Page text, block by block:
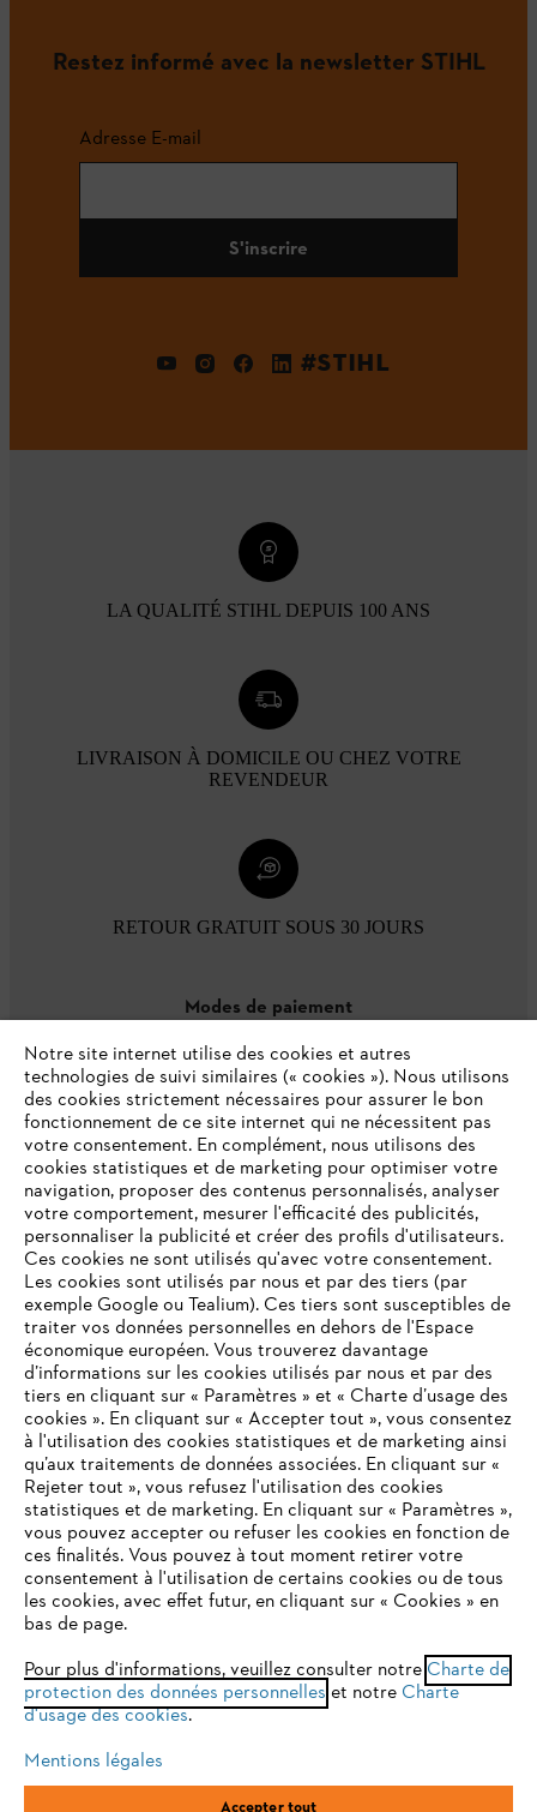
Restez informé avec la newsletter STIHL
Adresse E-mail
S'inscrire
#STIHL
LA QUALITÉ STIHL DEPUIS 100 ANS
LIVRAISON À DOMICILE OU CHEZ VOTRE
REVENDEUR
RETOUR GRATUIT SOUS 30 JOURS
Modes de paiement
L'Entreprise
Questions / Réponses
Service
Conditions Générales de Vente
Mentions légales Cookies
Conditions de garantie
VOTRE NAVIGATEUR INTERNET
N'EST PLUS PRIS EN CHARGE
Vous utilisez un navigateur Internet que nous ne prenons plus
en charge, et certaines fonctionnalités de notre site ne
peuvent fonctionner correctement. Pour une utilisation
optimale de notre site, nous vous recommandons de passer à
l'un des navigateurs suivants :
firefox chrome
Notre site internet utilise des cookies et autres
technologies de suivi similaires (« cookies »). Nous utilisons
des cookies strictement nécessaires pour assurer le bon
fonctionnement de ce site internet qui ne nécessitent pas
votre consentement. En complément, nous utilisons des
cookies statistiques et de marketing pour optimiser votre
navigation, proposer des contenus personnalisés, analyser
votre comportement, mesurer l'efficacité des publicités,
personnaliser la publicité et créer des profils d'utilisateurs.
Ces cookies ne sont utilisés qu'avec votre consentement.
Les cookies sont utilisés par nous et par des tiers (par
exemple Google ou Tealium). Ces tiers sont susceptibles de
traiter vos données personnelles en dehors de l'Espace
économique européen. Vous trouverez davantage
d’informations sur les cookies utilisés par nous et par des
tiers en cliquant sur « Paramètres » et « Charte d’usage des
cookies ». En cliquant sur « Accepter tout », vous consentez
à l'utilisation des cookies statistiques et de marketing ainsi
qu’aux traitements de données associées. En cliquant sur «
Rejeter tout », vous refusez l'utilisation des cookies
statistiques et de marketing. En cliquant sur « Paramètres »,
vous pouvez accepter ou refuser les cookies en fonction de
ces finalités. Vous pouvez à tout moment retirer votre
consentement à l'utilisation de certains cookies ou de tous
les cookies, avec effet futur, en cliquant sur « Cookies » en
bas de page.
Pour plus d'informations, veuillez consulter notre Charte de
protection des données personnelles et notre Charte
d'usage des cookies.
Mentions légales